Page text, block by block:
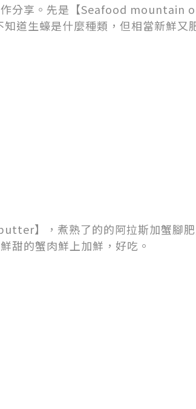
作分享。先是【Seafood mountain
道生蠔是什麼種類，但相當新鮮又
】，煮熟了的的阿拉斯加蟹腳
甜的蟹肉鮮上加鮮，好吃。